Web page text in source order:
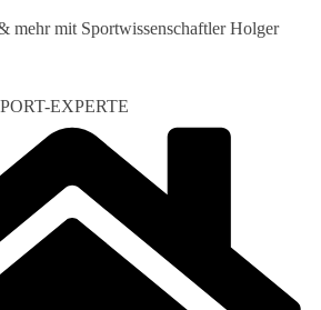
mehr mit Sportwissenschaftler Holger